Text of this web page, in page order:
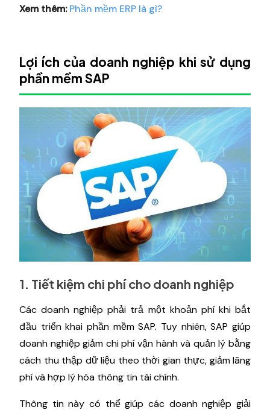
Xem thêm: Phần mềm ERP là gì?
Lợi ích của doanh nghiệp khi sử dụng
phần mềm SAP
1. Tiết kiệm chi phí cho doanh nghiệp
Các doanh nghiệp phải trả một khoản phí khi bắt
đầu triển khai phần mềm SAP. Tuy nhiên, SAP giúp
doanh nghiệp giảm chi phí vận hành và quản lý bằng
cách thu thập dữ liệu theo thời gian thực, giảm lãng
phí và hợp lý hóa thông tin tài chính.
Thông tin này có thể giúp các doanh nghiệp giải